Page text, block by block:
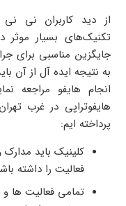
از دید کاربران نی
تکنیک‌های بسیار
جایگزین مناسبی برای
به نتیجه ایده آل از آن
انجام هایفو مراجعه
هایفوتراپی در غرب
پرداخته ایم:
کلینیک باید
فعالیت را داشته
تمامی فعالیت ها